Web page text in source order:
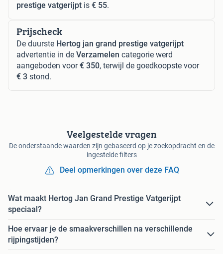
prestige vatgerijpt is € 55.
Prijscheck
De duurste Hertog jan grand prestige vatgerijpt
advertentie in de Verzamelen categorie werd
aangeboden voor€ 350, terwijl de goedkoopste voor
€ 3 stond.
Veelgestelde vragen
De onderstaande waarden zijn gebaseerd op je zoekopdracht en de
ingestelde filters
Deel opmerkingen over deze FAQ
Wat maakt Hertog Jan Grand Prestige Vatgerijpt
speciaal?
Hoe ervaar je de smaakverschillen na verschillende
rijpingstijden?